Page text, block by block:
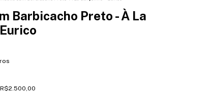
Barbicacho Preto - À La
R$2.500,00